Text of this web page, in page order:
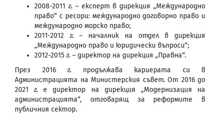
2008-2011 г. – експерт в дирекция „Международно
право“ с ресори: международно договорно право и
международно морско право;
2011-2012 г. – началник на отдел в дирекция
„Международно право и юридически въпроси“;
2012-2015 г. – директор на дирекция „Правна“.
През 2016 г. продължава кариерата си в
Администрацията на Министерския съвет. От 2016 до
2021 г. е директор на дирекция „Модернизация на
администрацията“, отговарящ за реформите в
публичния сектор.